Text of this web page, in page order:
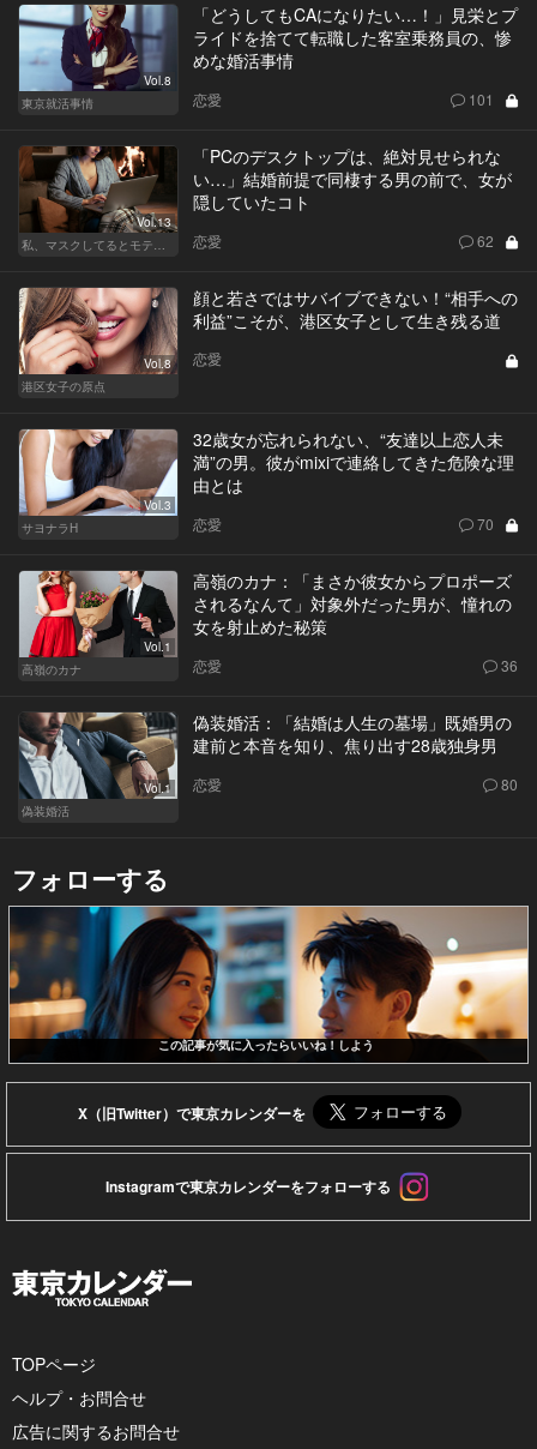
Vol.8
東京就活事情
「どうしてもCAになりたい…！」見栄とプ
ライドを捨てて転職した客室乗務員の、惨
めな婚活事情
恋愛 101
Vol.13
私、マスクしてるとモテるんです
「PCのデスクトップは、絶対見せられな
い…」結婚前提で同棲する男の前で、女が
隠していたコト
恋愛 62
Vol.8
港区女子の原点
顔と若さではサバイブできない！“相手への
利益”こそが、港区女子として生き残る道
恋愛
Vol.3
サヨナラH
32歳女が忘れられない、“友達以上恋人未
満”の男。彼がmixiで連絡してきた危険な理
由とは
恋愛 70
Vol.1
高嶺のカナ
高嶺のカナ：「まさか彼女からプロポーズ
されるなんて」対象外だった男が、憧れの
女を射止めた秘策
恋愛 36
Vol.1
偽装婚活
偽装婚活：「結婚は人生の墓場」既婚男の
建前と本音を知り、焦り出す28歳独身男
恋愛 80
フォローする
この記事が気に入ったらいいね！しよう
X（旧Twitter）で東京カレンダーを
Instagramで東京カレンダーをフォローする
TOPページ
ヘルプ・お問合せ
広告に関するお問合せ